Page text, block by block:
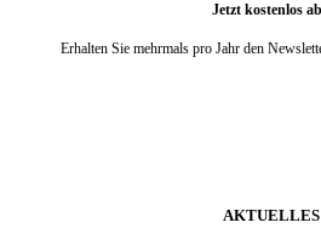
Jetzt kostenlos
Erhalten Sie mehrmals pro Jahr den
AKTUELLES